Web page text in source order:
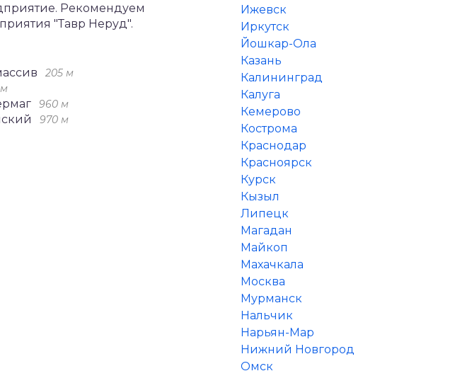
Рекомендуем
"Тавр Неруд".
205 м
960 м
970 м
Ижевск
Иркутск
Йошкар-Ола
Казань
Калининград
Калуга
Кемерово
Кострома
Краснодар
Красноярск
Курск
Кызыл
Липецк
Магадан
Майкоп
Махачкала
Москва
Мурманск
Нальчик
Нарьян-Мар
Нижний Новгород
Омск